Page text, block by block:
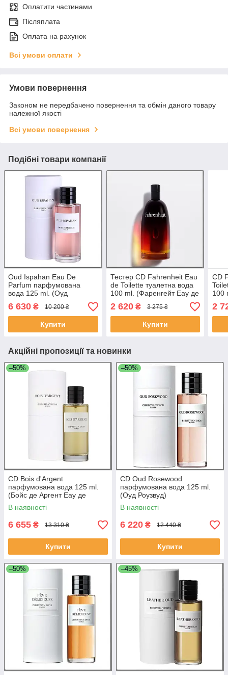
Оплатити частинами
Післяплата
Оплата на рахунок
Всі умови оплати
Умови повернення
Законом не передбачено повернення та обмін даного товару
належної якості
Всі умови повернення
Подібні товари компанії
Oud Ispahan Eau De
Parfum парфумована
вода 125 ml. (Оуд
Іспанахан Еау де
Парфум)
6 630 ₴ 10 200 ₴
Купити
Тестер CD Fahrenheit Eau
de Toilette туалетна вода
100 ml. (Фаренгейт Еау де
Туалет)
2 620₴ 3 275 ₴
Купити
CD
100
2
Акційні пропозиції та новинки
–50%
CD Bois d'Argent
парфумована вода 125 ml.
(Бойс де Аргент Еау де
Парфум)
В наявності
6 655 ₴ 13 310 ₴
Купити
–50%
CD Oud Rosewood
парфумована вода 125 ml.
(Оуд Роузвуд)
В наявності
6 220 ₴ 12 440 ₴
Купити
–50% –45%